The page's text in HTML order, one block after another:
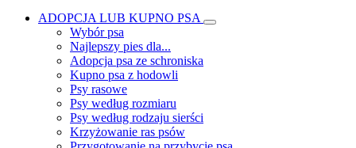
ADOPCJA LUB KUPNO PSA
Wybór psa
Najlepszy pies dla...
Adopcja psa ze schroniska
Kupno psa z hodowli
Psy rasowe
Psy według rozmiaru
Psy według rodzaju sierści
Krzyżowanie ras psów